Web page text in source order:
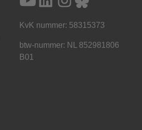
KvK nummer: 58315373
btw-nummer: NL 852981806
B01